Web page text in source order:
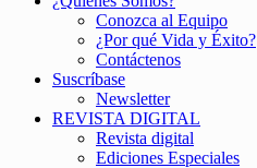
Conozca al Equipo
¿Por qué Vida y Éxito?
Contáctenos
Suscríbase
Newsletter
REVISTA DIGITAL
Revista digital
Ediciones Especiales